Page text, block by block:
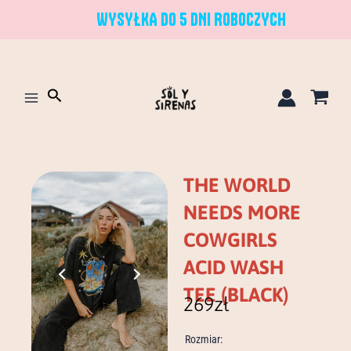
WYSYŁKA DO 5 DNI ROBOCZYCH
Szukaj
THE WORLD
NEEDS MORE
COWGIRLS
ACID WASH
TEE (BLACK)
269zł
Rozmiar:
the